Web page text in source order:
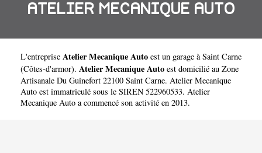
ATELIER MECANIQUE AUTO
L'entreprise Atelier Mecanique Auto est un garage à Saint Carne
(Côtes-d'armor). Atelier Mecanique Auto est domicilié au Zone
Artisanale Du Guinefort 22100 Saint Carne. Atelier Mecanique
Auto est immatriculé sous le SIREN 522960533. Atelier
Mecanique Auto a commencé son activité en 2013.